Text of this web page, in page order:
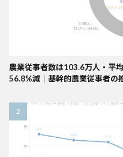
農業従事者数は103.6万人・平
56.8%減｜基幹的農業従事者の